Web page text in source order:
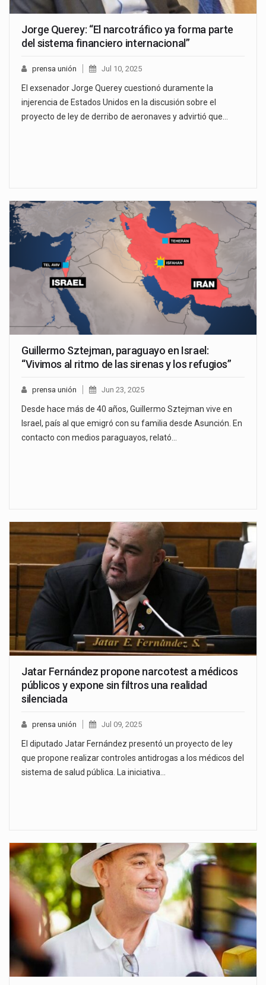
Jorge Querey: “El narcotráfico ya forma parte
del sistema financiero internacional”
prensa unión Jul 10, 2025
El exsenador Jorge Querey cuestionó duramente la
injerencia de Estados Unidos en la discusión sobre el
proyecto de ley de derribo de aeronaves y advirtió que…
Guillermo Sztejman, paraguayo en Israel:
“Vivimos al ritmo de las sirenas y los refugios”
prensa unión Jun 23, 2025
Desde hace más de 40 años, Guillermo Sztejman vive en
Israel, país al que emigró con su familia desde Asunción. En
contacto con medios paraguayos, relató…
Jatar Fernández propone narcotest a médicos
públicos y expone sin filtros una realidad
silenciada
prensa unión Jul 09, 2025
El diputado Jatar Fernández presentó un proyecto de ley
que propone realizar controles antidrogas a los médicos del
sistema de salud pública. La iniciativa…